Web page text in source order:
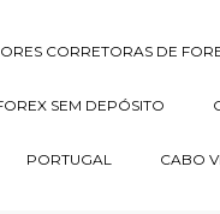
CORRETORAS DE
SEM DEPÓSITO
PORTUGAL CABO